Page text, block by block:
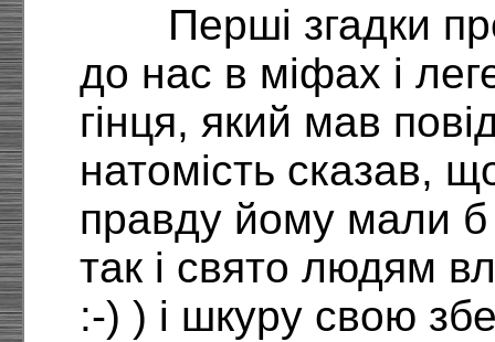
Перші згадки
до нас в міфах і
гінця, який мав
натомість сказав,
правду йому мали б
так і свято людям
:-) ) і шкуру свою